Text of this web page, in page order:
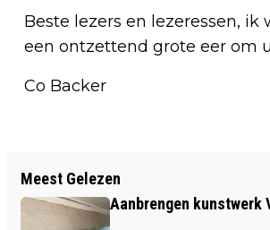
Beste lezers en lezeressen,
een ontzettend grote eer om
Co Backer
REGIO STELT WONEN
NIEUWE AANPAK VAN
Meest Gelezen
Aanbrengen